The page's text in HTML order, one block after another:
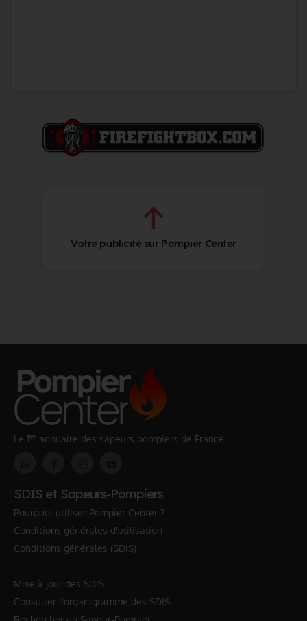
Votre publicité sur Pompier Center
Le 1er annuaire des sapeurs pompiers de France.
SDIS et Sapeurs-Pompiers
Pourquoi utiliser Pompier Center ?
Conditions générales d'utilisation
Conditions générales (SDIS)
Mise à jour des SDIS
Consulter l'organigramme des SDIS